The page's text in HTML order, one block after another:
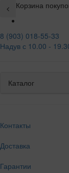
Корзина
8 (903) 018-55-33
Надув с 10.00 -
Каталог
Контакты
Доставка
Гарантии